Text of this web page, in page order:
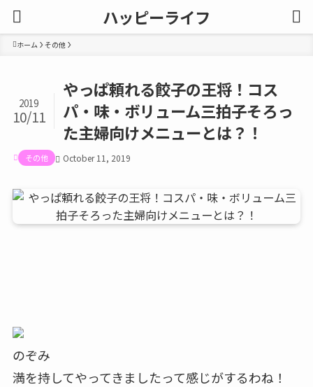
ハッピーライフ
ホーム その他
やっぱ頼れる餃子の王将！コス
パ・味・ボリューム三拍子そろっ
た主婦向けメニューとは？！
2019
10/11
その他 October 11, 2019
のぞみ
満を持してやってきましたって感じがするわね！